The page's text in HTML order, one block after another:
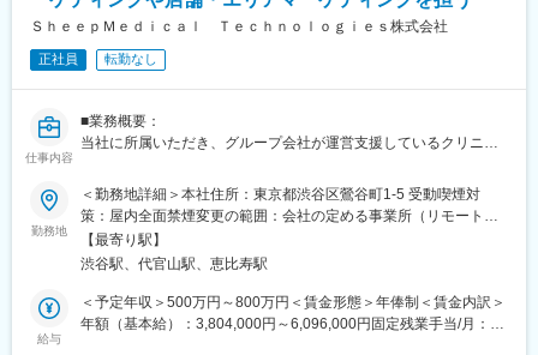
マーケティング会社の代表がタッグを組み「矯正を通じて笑顔に
なる人を増やしたい」という志によって生まれたブランドです。
『高額でハードルが高い』という従来のイメージを変え、多くの
方の歯の悩みを解決したいとブランドを育ててきた結果、既に10
万人以上の患者様が笑顔になるお手伝いをしてきました。
2022年6月にマーケティングに特化した子会社である
SheepMedical Technologies株式会社を設立、また同年9月にはク
設立し、キレイライン矯正だけにとどまらず幅広い歯科の領域で
患者様を笑顔にするサービスを展開しております。
変更の範囲：会社の定める業務
ＳｈｅｅｐＭｅｄｉｃａｌ Ｔｅｃｈｎｏｌｏｇｉｅｓ株式会社
正社員 転勤なし
仕事内容
■業務概要：
当社に所属いただき、グループ会社が運営支援しているクリニッ
■業務内容詳細：
◇2名～のチームマネジメント
◇予実管理
◇予算計画策定
◇マーケティング戦略・戦術立案／実行
◇プロジェクトマネジメント
勤務地
＜勤務地詳細＞本社住所：東京都渋谷区鶯谷町1-5 受動喫煙対
策：屋内全面禁煙変更の範囲：会社の定める事業所（リモートワ
ーク含む）
【最寄り駅】
渋谷駅、代官山駅、恵比寿駅
給与
＜予定年収＞500万円～800万円＜賃金形態＞年俸制＜賃金内訳＞
年額（基本給）：3,804,000円～6,096,000円固定残業手当/月：